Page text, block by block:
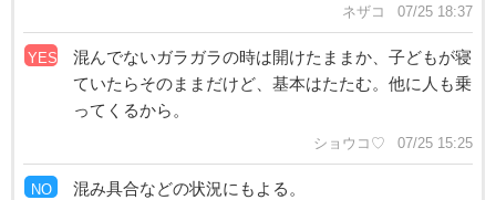
ネザコ 07/25 18:37
YES
混んでないガラガラの時は開けたままか、子どもが寝
ていたらそのままだけど、基本はたたむ。他に人も乗
ってくるから。
ショウコ♡ 07/25 15:25
NO 混み具合などの状況にもよる。